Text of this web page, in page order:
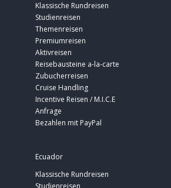
Klassische Rundreisen
Studienreisen
Themenreisen
Premiumreisen
Aktivreisen
Reisebausteine a-la-carte
Zubucherreisen
Cruise Handling
Incentive Reisen / M.I.C.E
Anfrage
Bezahlen mit PayPal
Ecuador
Klassische Rundreisen